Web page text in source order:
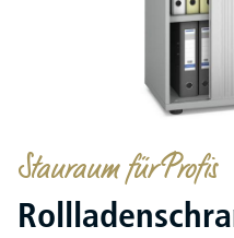
Stauraum für Profis